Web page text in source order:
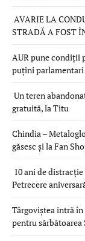
AVARIE LA
STRADĂ A FOST
AUR pune condiții
puțini
Un teren
gratuită, la Titu
Chindia –
găsesc și la Fan
10 ani de
Petrecere
Târgoviștea intră
pentru